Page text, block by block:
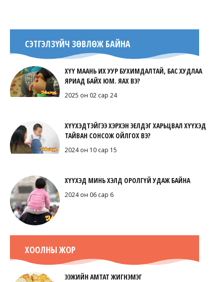
СЭТГЭЛЗҮЙЧ ЗӨВЛӨЖ БАЙНА
ХҮҮ МААНЬ ИХ УУР БУХИМДАЛТАЙ, БАС ХУДЛАА
ЯРИАД БАЙХ ЮМ. ЯАХ ВЭ?
2025 он 02 сар 24
ХҮҮХЭДТЭЙГЭЭ ХЭРХЭН ЭЕЛДЭГ ХАРЬЦВАЛ ХҮҮХЭД
ТАЙВАН СОНСОЖ ОЙЛГОХ ВЭ?
2024 он 10 сар 15
ХҮҮХЭД МИНЬ ХЭЛД ОРОЛГҮЙ УДАЖ БАЙНА
2024 он 06 сар 6
ХООЛНЫ ЖОР
ЭЭЖИЙН АМТАТ ЖИГНЭМЭГ